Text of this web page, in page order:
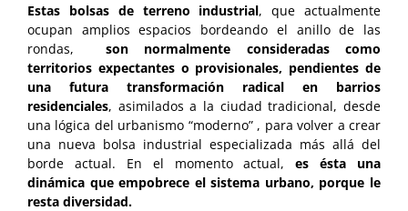
Estas bolsas de terreno industrial, que actualmente
ocupan amplios espacios bordeando el anillo de las
rondas, son normalmente consideradas como
territorios expectantes o provisionales, pendientes de
una futura transformación radical en barrios
residenciales, asimilados a la ciudad tradicional, desde
una lógica del urbanismo “moderno” , para volver a crear
una nueva bolsa industrial especializada más allá del
borde actual. En el momento actual,es ésta una
dinámica que empobrece el sistema urbano, porque le
resta diversidad.